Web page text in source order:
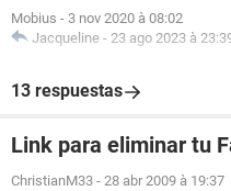
Mobius - 3 nov 2020 à 08:02
Jacqueline - 23 ago 2023 à
13 respuestas
Link para eliminar tu
ChristianM33 - 28 abr 2009 à 19:37